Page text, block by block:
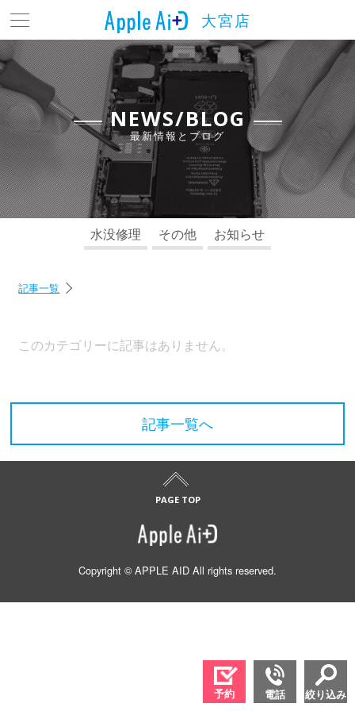
トップ
最新情報とブログ
料金表
よくある質問
店舗情報
アクセス
大宮店
NEWS/BLOG
最新情報とブログ
水没修理 その他 お知らせ
記事一覧
このカテゴリーに記事はありません。
記事一覧へ
予約 電話 絞り込み
Copyright © APPLE AID All rights reserved.